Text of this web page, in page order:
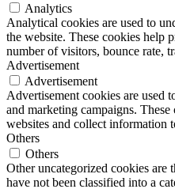
Analytics
Analytical cookies are used to
the website. These cookies help
number of visitors, bounce rate,
Advertisement
Advertisement
Advertisement cookies are used
and marketing campaigns.
websites and collect information
Others
Others
Other uncategorized cookies are
have not been classified into a